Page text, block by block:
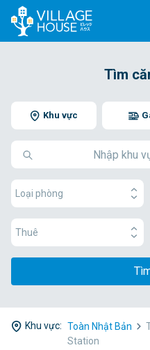
Tìm
Khu vực
Loại phòng
Thuê
Khu vực: Toàn Nhật Bản
Station